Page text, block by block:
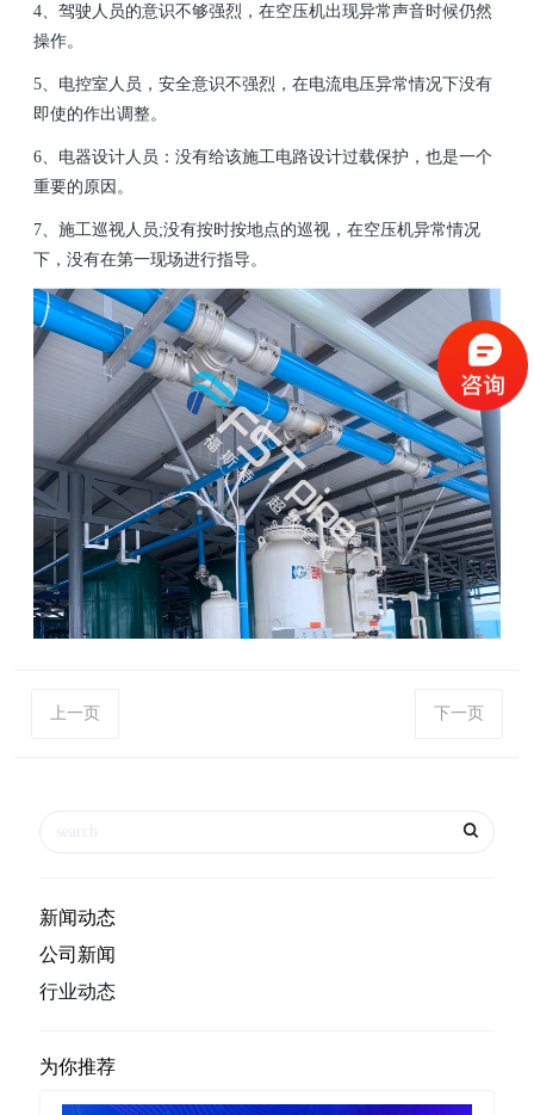
4、驾驶人员的意识不够强烈，在空压机出现异常声音时候仍然
操作。
5、电控室人员，安全意识不强烈，在电流电压异常情况下没有
即使的作出调整。
6、电器设计人员：没有给该施工电路设计过载保护，也是一个
重要的原因。
7、施工巡视人员;没有按时按地点的巡视，在空压机异常情况
下，没有在第一现场进行指导。
上一页 下一页
新闻动态
公司新闻
行业动态
为你推荐